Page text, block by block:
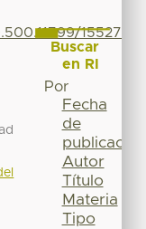
15527
Buscar
en RI
Por
Fecha
de
publicación
Autor
Título
Materia
Tipo